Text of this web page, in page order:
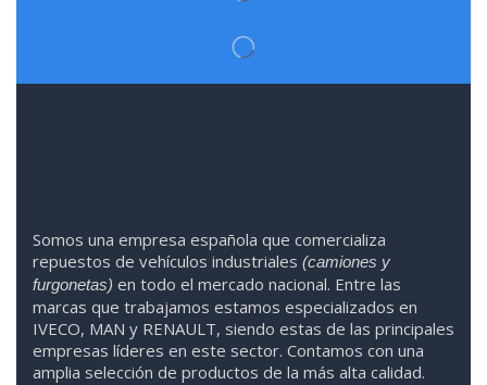
Somos una empresa española que comercializa
repuestos de vehículos industriales (camiones y
furgonetas) en todo el mercado nacional. Entre las
marcas que trabajamos estamos especializados en
IVECO, MAN y RENAULT, siendo estas de las principales
empresas líderes en este sector. Contamos con una
amplia selección de productos de la más alta calidad.